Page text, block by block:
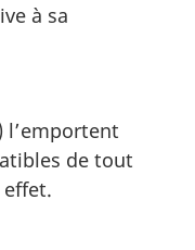
à sa
l’emportent
de tout